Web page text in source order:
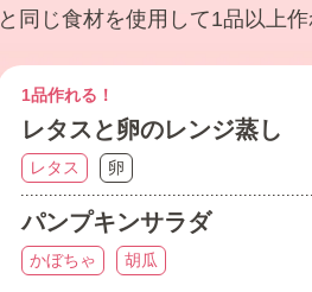
と同じ食材を使用して1品以上
1品作れる！
レタスと卵のレンジ蒸し
レタス 卵
パンプキンサラダ
かぼちゃ 胡瓜